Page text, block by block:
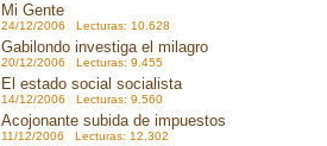
Mi Gente
24/12/2006 Lecturas: 10.628
Gabilondo investiga el milagro
20/12/2006 Lecturas: 9.455
El estado social socialista
14/12/2006 Lecturas: 9.560
Acojonante subida de impuestos
11/12/2006 Lecturas: 12.302